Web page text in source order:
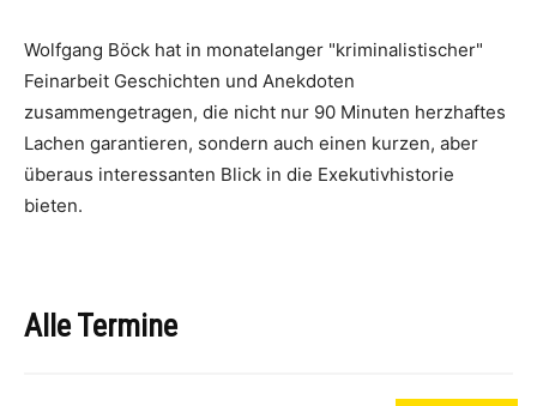
Wolfgang Böck hat in monatelanger "kriminalistischer"
Feinarbeit Geschichten und Anekdoten
zusammengetragen, die nicht nur 90 Minuten herzhaftes
Lachen garantieren, sondern auch einen kurzen, aber
überaus interessanten Blick in die Exekutivhistorie
bieten.
Alle Termine